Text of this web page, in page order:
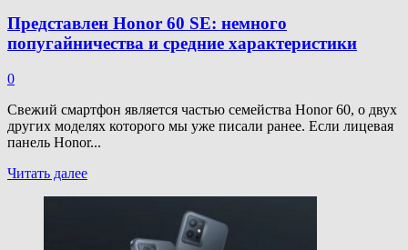
Представлен Honor 60 SE: немного
попугайничества и средние характеристики
0
Свежий смартфон является частью семейства Honor 60, о двух
других моделях которого мы уже писали ранее. Если лицевая
панель Honor...
Читать далееПрочитать